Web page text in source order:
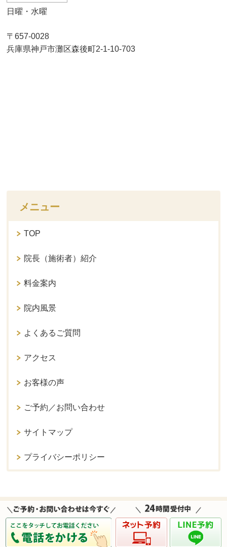
日曜・水曜
〒657-0028
兵庫県神戸市灘区森後町2-1-10-703
メニュー
TOP
院長（施術者）紹介
料金案内
院内風景
よくあるご質問
アクセス
お客様の声
ご予約／お問い合わせ
サイトマップ
プライバシーポリシー